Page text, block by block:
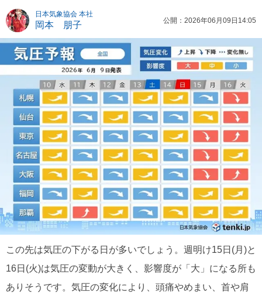
日本気象協会 本社
岡本 朋子 公開：2026年06月09日14:05
この先は気圧の下がる日が多いでしょう。週明け15日(月)と
16日(火)は気圧の変動が大きく、影響度が「大」になる所も
ありそうです。気圧の変化により、頭痛やめまい、首や肩